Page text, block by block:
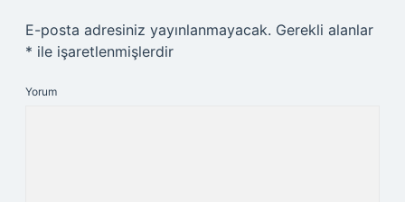
E-posta adresiniz yayınlanmayacak. Gerekli alanlar
* ile işaretlenmişlerdir
Yorum